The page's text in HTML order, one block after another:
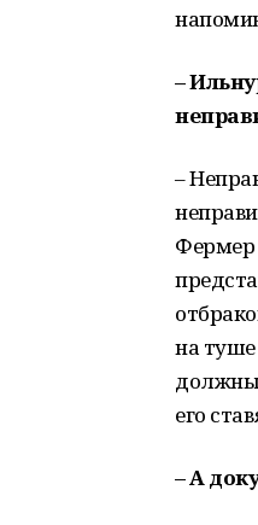
–
–
Фермер
на
должны
его
– А